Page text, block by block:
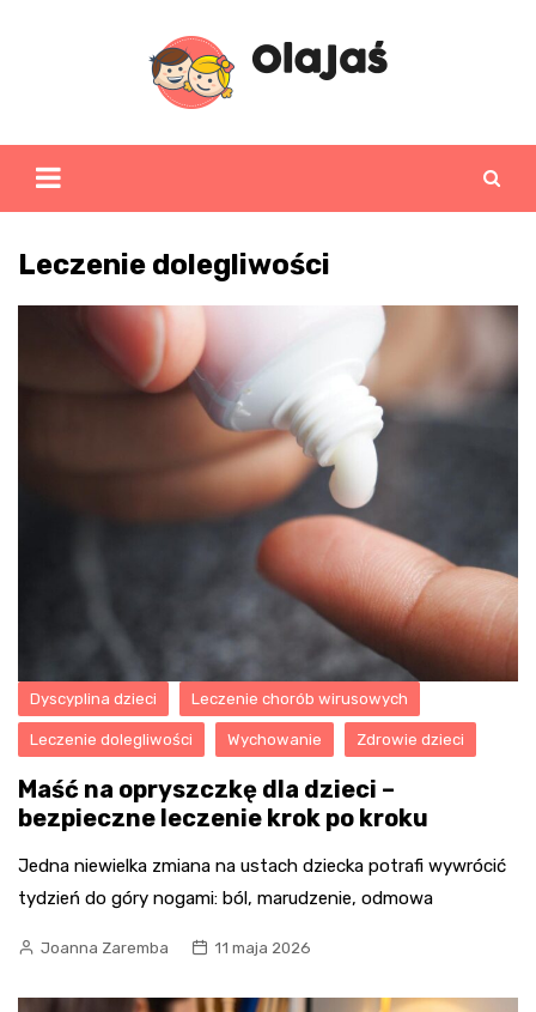
Leczenie dolegliwości
Dyscyplina dzieci Leczenie chorób wirusowych
Leczenie dolegliwości Wychowanie Zdrowie dzieci
Maść na opryszczkę dla dzieci –
bezpieczne leczenie krok po kroku
Jedna niewielka zmiana na ustach dziecka potrafi wywrócić
tydzień do góry nogami: ból, marudzenie, odmowa
Joanna Zaremba 11 maja 2026